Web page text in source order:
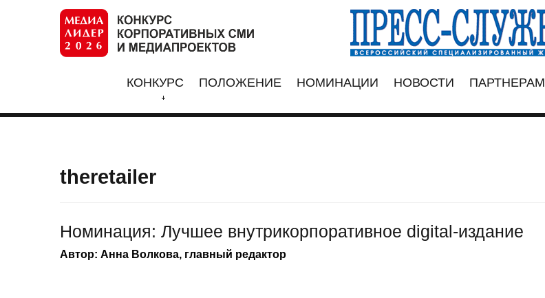
КОНКУРС ПОЛОЖЕНИЕ НОМИНАЦИИ НОВОСТИ ПАРТНЕРАМ
theretailer
Номинация: Лучшее внутрикорпоративное digital-издание
Автор: Анна Волкова, главный редактор